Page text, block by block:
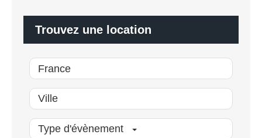
s
Trouvez une location
Type d'évènement